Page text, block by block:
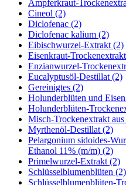
Ampferkraut-
Cineol (2)
Diclofenac (2)
Diclofenac kalium (2)
Eibischwurzel-Extrakt (2)
Eisenkraut-
Enzianwurzel-
Eucalyptusöl-Destillat (2)
Gereinigtes (2)
Holunderblüten und
Holunderblüten-
Misch-Trockenextrakt
Myrthenöl-Destillat (2)
Pelargonium sidoides-
Ethanol 11% (m/m) (2)
Primelwurzel-Extrakt (2)
Schlüsselblumenblüten (2)
Schlüsselblumenblüten-